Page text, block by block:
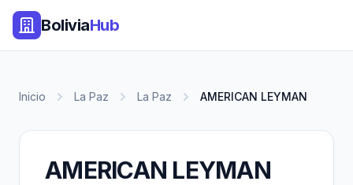
BoliviaHub
Inicio La Paz La Paz AMERICAN LEYMAN
AMERICAN LEYMAN